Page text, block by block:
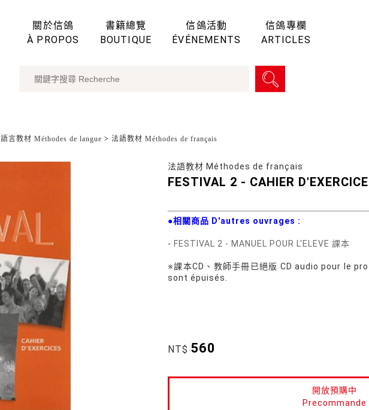
關於信鴿
À PROPOS
書籍總覽
BOUTIQUE
信鴿活動
ÉVÉNEMENTS
信鴿專欄
ARTICLES
語言教材 Méthodes de langue > 法語教材 Méthodes de français
法語教材 Méthodes de français
FESTIVAL 2 - CAHIER
●相關商品 D'autres ouvrages :
- FESTIVAL 2 - MANUEL POUR L'ELEVE 課本
※課本CD、教師手冊已絕版 CD audio pour le
sont épuisés.
NT$ 560
開放預購中
Precommande